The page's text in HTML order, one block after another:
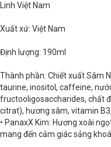
Linh Việt Nam
Xuất xứ: Việt Nam
Định lượng: 190ml
Thành phần: Chiết xuất Sâm
taurine, inositol, caffeine,
fructooligosaccharides, chất
citrat), hương sâm, vitamin
• PanaxX Kim: Hương xoài
mang đến cảm giác sảng